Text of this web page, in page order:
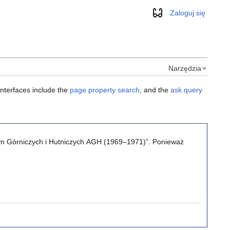
WyglądZaloguj się
Narzędzia
include the page property search , and the ask query
Górniczych i Hutniczych AGH (1969–1971)”. Ponieważ